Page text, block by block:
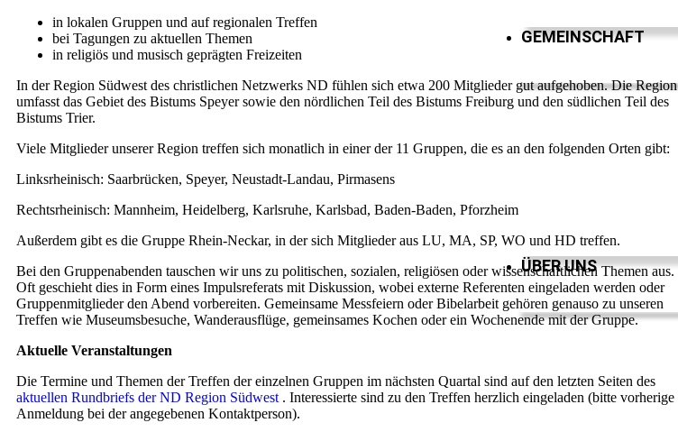
GEMEINSCHAFT
ÜBER UNS
in lokalen Gruppen und auf regionalen Treffen
bei Tagungen zu aktuellen Themen
in religiös und musisch geprägten Freizeiten
In der Region Südwest des christlichen Netzwerks ND fühlen sich etwa 200 Mitglieder gut aufgehoben. Die Region
umfasst das Gebiet des Bistums Speyer sowie den nördlichen Teil des Bistums Freiburg und den südlichen Teil des
Bistums Trier.
Viele Mitglieder unserer Region treffen sich monatlich in einer der 11 Gruppen, die es an den folgenden Orten gibt:
Linksrheinisch: Saarbrücken, Speyer, Neustadt-Landau, Pirmasens
Rechtsrheinisch: Mannheim, Heidelberg, Karlsruhe, Karlsbad, Baden-Baden, Pforzheim
Außerdem gibt es die Gruppe Rhein-Neckar, in der sich Mitglieder aus LU, MA, SP, WO und HD treffen.
Bei den Gruppenabenden tauschen wir uns zu politischen, sozialen, religiösen oder wissenschaftlichen Themen aus.
Oft geschieht dies in Form eines Impulsreferats mit Diskussion, wobei externe Referenten eingeladen werden oder
Gruppenmitglieder den Abend vorbereiten. Gemeinsame Messfeiern oder Bibelarbeit gehören genauso zu unseren
Treffen wie Museumsbesuche, Wanderausflüge, gemeinsames Kochen oder ein Wochenende mit der Gruppe.
Aktuelle Veranstaltungen
Die Termine und Themen der Treffen der einzelnen Gruppen im nächsten Quartal sind auf den letzten Seiten des
aktuellen Rundbriefs der ND Region Südwest . Interessierte sind zu den Treffen herzlich eingeladen (bitte vorherige
Anmeldung bei der angegebenen Kontaktperson).